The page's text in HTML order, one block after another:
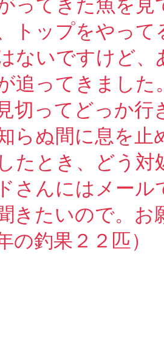
ってきた魚を
トップをやって
ないですけど
追ってきまし
切ってどっか行
らぬ間に息を
たとき、どう
さんにはメール
きたいので。お
の釣果２２匹）